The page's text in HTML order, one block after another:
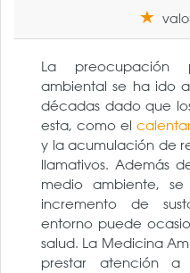
La preocupación
ambiental se ha ido
décadas dado que
esta, como el
y la acumulación de
llamativos. Además
medio ambiente,
incremento de
entorno puede
salud. La Medicina
prestar atención